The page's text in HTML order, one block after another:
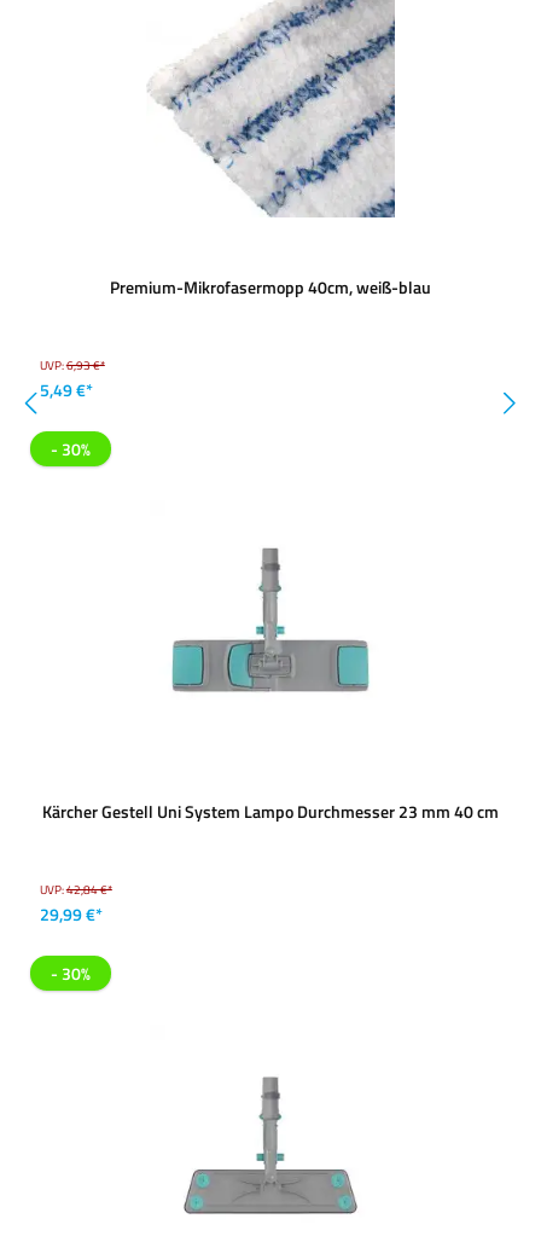
Premium-Mikrofasermopp 40cm, weiß-blau
UVP:6,93 €*
5,49 €*
- 30%
Kärcher Gestell Uni System Lampo Durchmesser 23 mm 40 cm
UVP:42,84 €*
29,99 €*
- 30%